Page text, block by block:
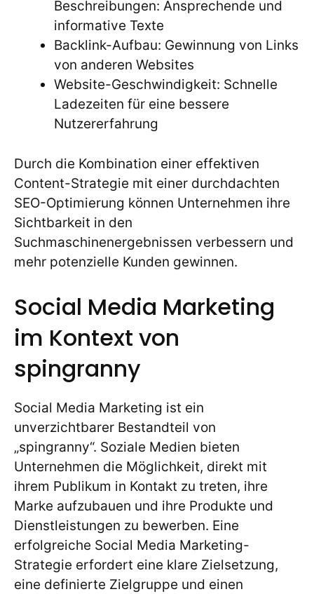
Beschreibungen: Ansprechende und
informative Texte
Backlink-Aufbau: Gewinnung von Links
von anderen Websites
Website-Geschwindigkeit: Schnelle
Ladezeiten für eine bessere
Nutzererfahrung
Durch die Kombination einer effektiven
Content-Strategie mit einer durchdachten
SEO-Optimierung können Unternehmen ihre
Sichtbarkeit in den
Suchmaschinenergebnissen verbessern und
mehr potenzielle Kunden gewinnen.
Social Media Marketing
im Kontext von
spingranny
Social Media Marketing ist ein
unverzichtbarer Bestandteil von
„spingranny“. Soziale Medien bieten
Unternehmen die Möglichkeit, direkt mit
ihrem Publikum in Kontakt zu treten, ihre
Marke aufzubauen und ihre Produkte und
Dienstleistungen zu bewerben. Eine
erfolgreiche Social Media Marketing-
Strategie erfordert eine klare Zielsetzung,
eine definierte Zielgruppe und einen